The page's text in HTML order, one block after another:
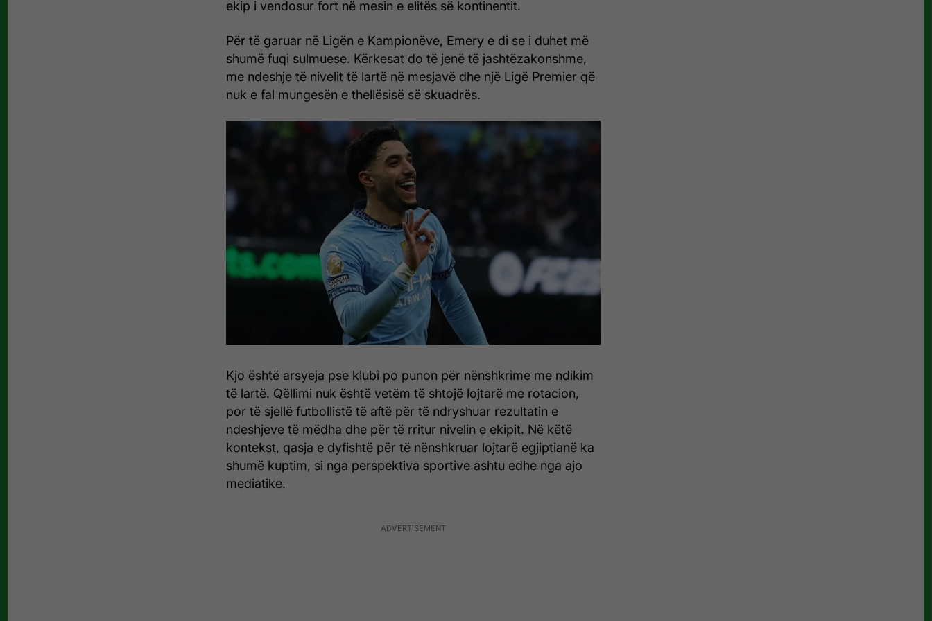
ekip i vendosur fort në mesin e elitës së kontinentit.
Për të garuar në Ligën e Kampionëve, Emery e di se i duhet më
shumë fuqi sulmuese. Kërkesat do të jenë të jashtëzakonshme,
me ndeshje të nivelit të lartë në mesjavë dhe një Ligë Premier që
nuk e fal mungesën e thellësisë së skuadrës.
Kjo është arsyeja pse klubi po punon për nënshkrime me ndikim
të lartë. Qëllimi nuk është vetëm të shtojë lojtarë me rotacion,
por të sjellë futbollistë të aftë për të ndryshuar rezultatin e
ndeshjeve të mëdha dhe për të rritur nivelin e ekipit. Në këtë
kontekst, qasja e dyfishtë për të nënshkruar lojtarë egjiptianë ka
shumë kuptim, si nga perspektiva sportive ashtu edhe nga ajo
mediatike.